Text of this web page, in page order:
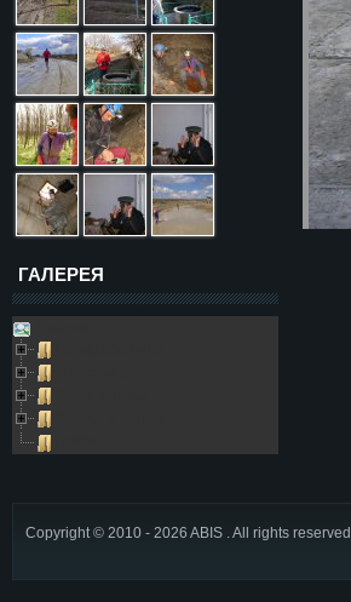
ГАЛЕРЕЯ
Copyright © 2010 - 2026 ABIS . All rights reserved.